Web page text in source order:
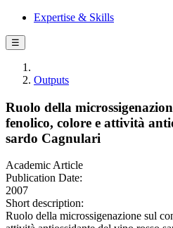
Expertise & Skills
☰
Outputs
Ruolo della
fenolico, colore e attività
sardo Cagnulari
Academic Article
Publication Date:
2007
Short description:
Ruolo della microssigenazione sul